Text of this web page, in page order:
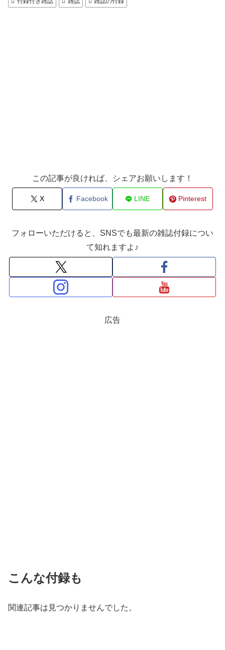
この記事が良ければ、シェアお願いします！
X Facebook LINE Pinterest
フォローいただけると、SNSでも最新の雑誌付録につい
て知れますよ♪
広告
こんな付録も
関連記事は見つかりませんでした。